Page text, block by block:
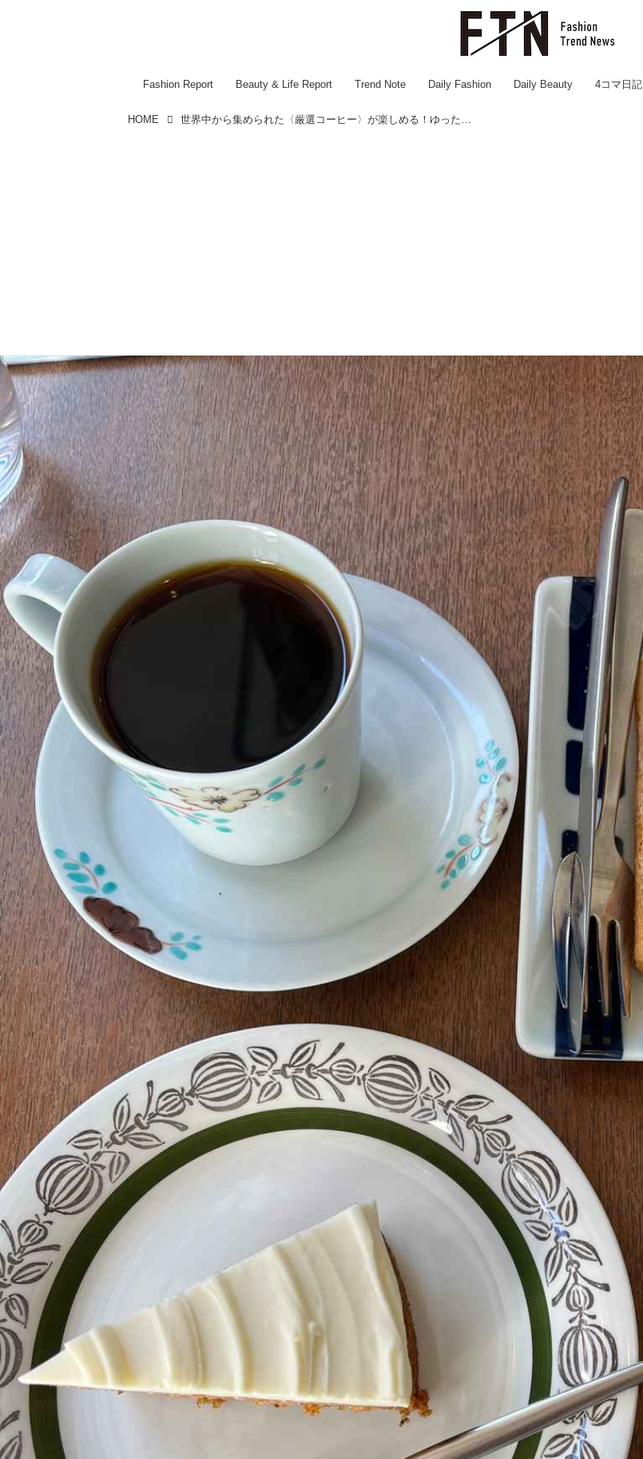
Fashion Report Beauty & Life Report Trend Note Daily Fashion Daily Beauty 4コマ日記
HOME